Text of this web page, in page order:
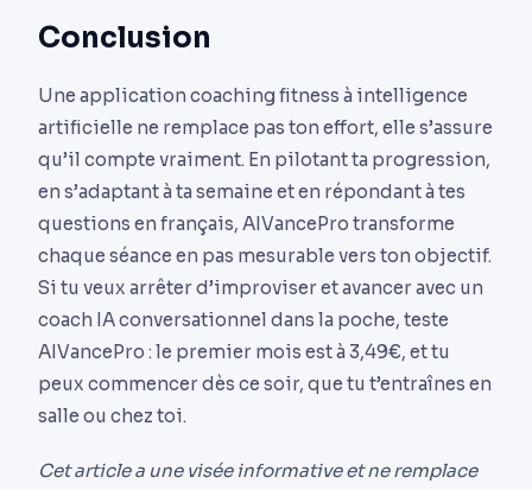
Conclusion
Une application coaching fitness à intelligence
artificielle ne remplace pas ton effort, elle s’assure
qu’il compte vraiment. En pilotant ta progression,
en s’adaptant à ta semaine et en répondant à tes
questions en français, AIVancePro transforme
chaque séance en pas mesurable vers ton objectif.
Si tu veux arrêter d’improviser et avancer avec un
coach IA conversationnel dans la poche, teste
AIVancePro : le premier mois est à 3,49€, et tu
peux commencer dès ce soir, que tu t’entraînes en
salle ou chez toi.
Cet article a une visée informative et ne remplace